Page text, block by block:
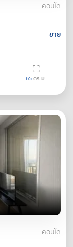
คอนโด
ขาย
65ตร.ม.
คอนโด